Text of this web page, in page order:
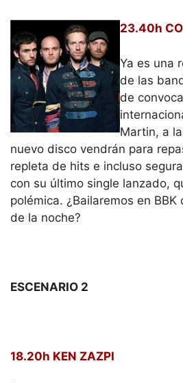
23.40h
Ya es una
de las
de
Martin, a
nuevo disco vendrán para
repleta de hits e incluso
con su último single lanzado,
polémica. ¿Bailaremos en
de la noche?
ESCENARIO 2
18.20h KEN ZAZPI